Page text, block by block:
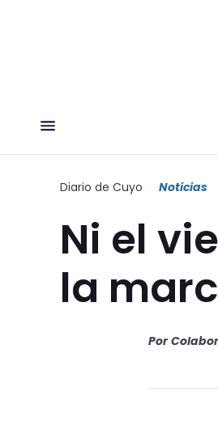
Diario de Cuyo Noticias
Ni el
la
Por